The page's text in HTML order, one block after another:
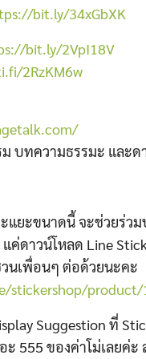
bit.ly/34xGbXK
bit.ly/2VpI18V
2RzKM6w
บทความธรรมะ และด
แยะขนาดนี้ จะช่วยร่ว
ค่ดาวน์โหลด Line
วนเพื่อนๆ ต่อด้วยนะคะ
stickershop/
Suggestion ที่
ะ 555 ของค่าโม่เลยค่